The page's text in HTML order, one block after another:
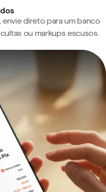
envie direto para um banco
ou markups escusos.